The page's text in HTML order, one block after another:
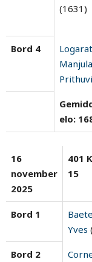
(1631)
Bord 4
elo:
16
november
2025
401
15
Bord 1
Yves
Bord 2